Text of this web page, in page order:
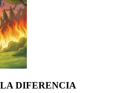
DIFERENCIA